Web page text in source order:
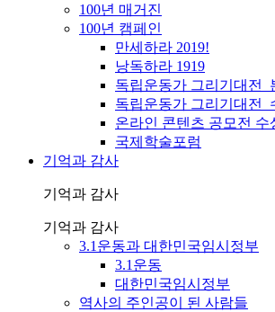
100년 매거진
100년 캠페인
만세하라 2019!
낭독하라 1919
독립운동가 그리기대전_
독립운동가 그리기대전_
온라인 콘텐츠 공모전 수
국제학술포럼
기억과 감사
기억과 감사
기억과 감사
3.1운동과 대한민국임시정부
3.1운동
대한민국임시정부
역사의 주인공이 된 사람들